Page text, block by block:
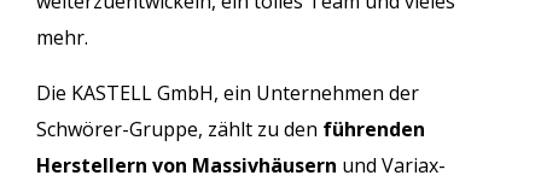
mehr.
Die KASTELL GmbH, ein Unternehmen der
Schwörer-Gruppe, zählt zu den führenden
Herstellern von Massivhäusern und Variax-